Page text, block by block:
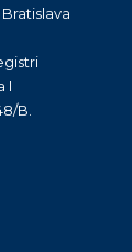
Bratislava
I
B.